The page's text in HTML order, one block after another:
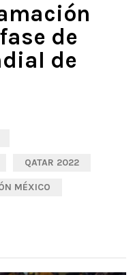
de
de
QATAR 2022
MÉXICO